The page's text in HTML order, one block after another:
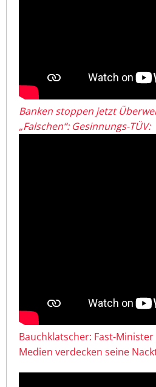
Banken stoppen jetzt
„Falschen“: Gesinnungs-TÜV:
Bauchklatscher: Fast-
Medien verdecken seine